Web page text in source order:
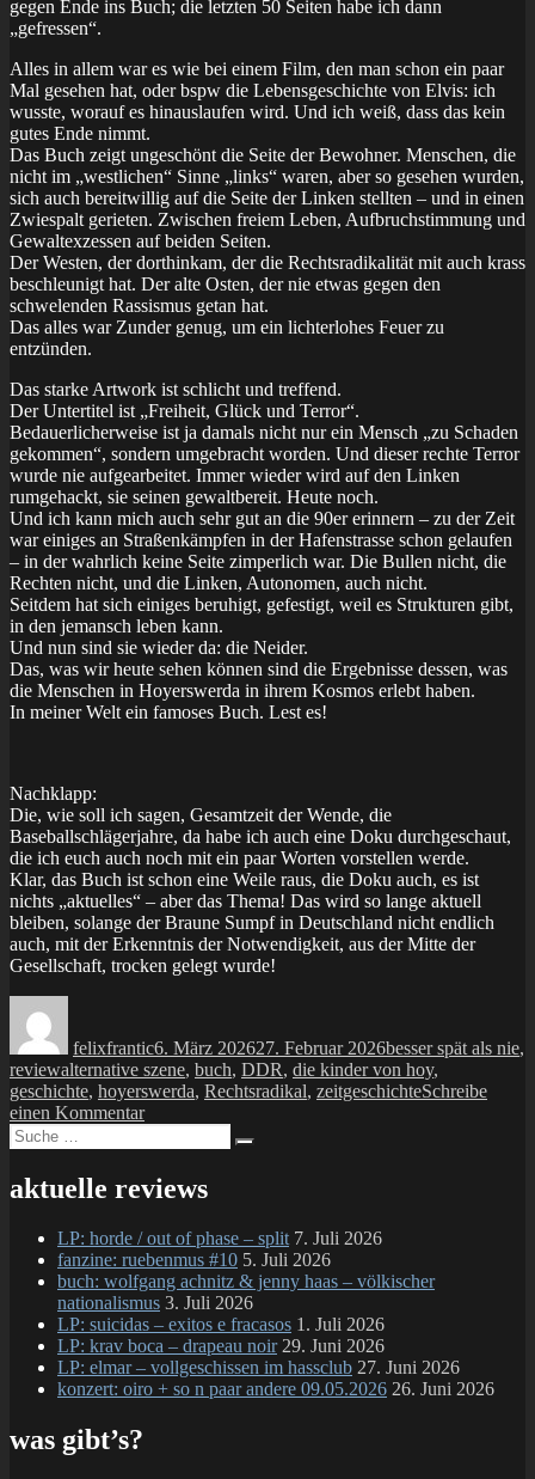
gegen Ende ins Buch; die letzten 50 Seiten habe ich dann
„gefressen“.
Alles in allem war es wie bei einem Film, den man schon ein paar
Mal gesehen hat, oder bspw die Lebensgeschichte von Elvis: ich
wusste, worauf es hinauslaufen wird. Und ich weiß, dass das kein
gutes Ende nimmt.
Das Buch zeigt ungeschönt die Seite der Bewohner. Menschen, die
nicht im „westlichen“ Sinne „links“ waren, aber so gesehen wurden,
sich auch bereitwillig auf die Seite der Linken stellten – und in einen
Zwiespalt gerieten. Zwischen freiem Leben, Aufbruchstimmung und
Gewaltexzessen auf beiden Seiten.
Der Westen, der dorthinkam, der die Rechtsradikalität mit auch krass
beschleunigt hat. Der alte Osten, der nie etwas gegen den
schwelenden Rassismus getan hat.
Das alles war Zunder genug, um ein lichterlohes Feuer zu
entzünden.
Das starke Artwork ist schlicht und treffend.
Der Untertitel ist „Freiheit, Glück und Terror“.
Bedauerlicherweise ist ja damals nicht nur ein Mensch „zu Schaden
gekommen“, sondern umgebracht worden. Und dieser rechte Terror
wurde nie aufgearbeitet. Immer wieder wird auf den Linken
rumgehackt, sie seinen gewaltbereit. Heute noch.
Und ich kann mich auch sehr gut an die 90er erinnern – zu der Zeit
war einiges an Straßenkämpfen in der Hafenstrasse schon gelaufen
– in der wahrlich keine Seite zimperlich war. Die Bullen nicht, die
Rechten nicht, und die Linken, Autonomen, auch nicht.
Seitdem hat sich einiges beruhigt, gefestigt, weil es Strukturen gibt,
in den jemansch leben kann.
Und nun sind sie wieder da: die Neider.
Das, was wir heute sehen können sind die Ergebnisse dessen, was
die Menschen in Hoyerswerda in ihrem Kosmos erlebt haben.
In meiner Welt ein famoses Buch. Lest es!
Nachklapp:
Die, wie soll ich sagen, Gesamtzeit der Wende, die
Baseballschlägerjahre, da habe ich auch eine Doku durchgeschaut,
die ich euch auch noch mit ein paar Worten vorstellen werde.
Klar, das Buch ist schon eine Weile raus, die Doku auch, es ist
nichts „aktuelles“ – aber das Thema! Das wird so lange aktuell
bleiben, solange der Braune Sumpf in Deutschland nicht endlich
auch, mit der Erkenntnis der Notwendigkeit, aus der Mitte der
Gesellschaft, trocken gelegt wurde!
felixfrantic6. März 202627. Februar 2026besser spät als nie,
reviewSchlagwörter
alternative szene, buch, DDR, die kinder von hoy,
geschichte, hoyerswerda, Rechtsradikal, zeitgeschichteSchreibe
einen Kommentarzu
grit
lemke
–
von
hoy
Suche
nach:
Suchen
aktuelle reviews
LP: horde / out of phase – split 7. Juli 2026
fanzine: ruebenmus #10 5. Juli 2026
buch: wolfgang achnitz & jenny haas – völkischer
nationalismus 3. Juli 2026
LP: suicidas – exitos e fracasos 1. Juli 2026
LP: krav boca – drapeau noir 29. Juni 2026
LP: elmar – vollgeschissen im hassclub 27. Juni 2026
konzert: oiro + so n paar andere 09.05.2026 26. Juni 2026
was gibt’s?